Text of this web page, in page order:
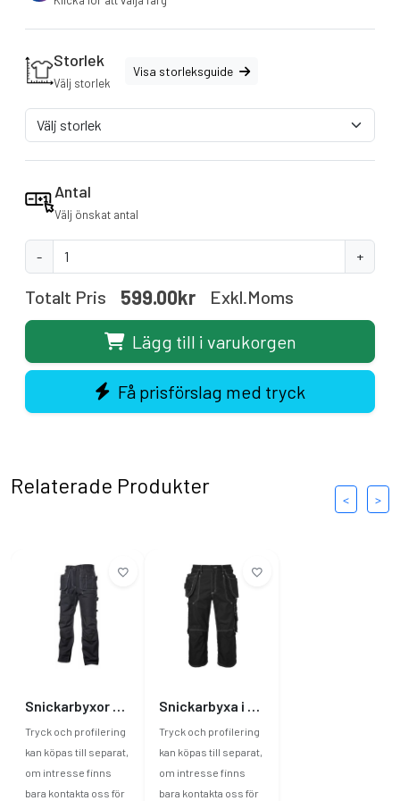
Storlek
Välj storlek
Visa storleksguide
Antal
Välj önskat antal
- +
Totalt Pris 599.00kr Exkl.moms
Lägg till i varukorgen
Få prisförslag med tryck
Relaterade Produkter
< >
Snickarbyxor av Bomull
Tryck och profilering
kan köpas till separat,
om intresse finns
bara kontakta oss för
Snickarbyxa i piratmodell
Tryck och profilering
kan köpas till separat,
om intresse finns
bara kontakta oss för